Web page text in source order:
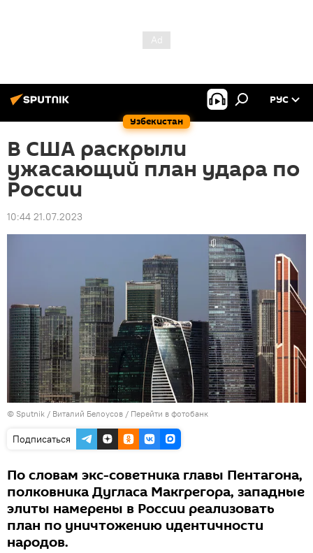
Узбекистан
РУС
В США раскрыли
ужасающий план удара по
России
10:44 21.07.2023
© Sputnik / Виталий Белоусов / Перейти в фотобанк
Подписаться
По словам экс-советника главы Пентагона,
полковника Дугласа Макгрегора, западные
элиты намерены в России реализовать
план по уничтожению идентичности
народов.